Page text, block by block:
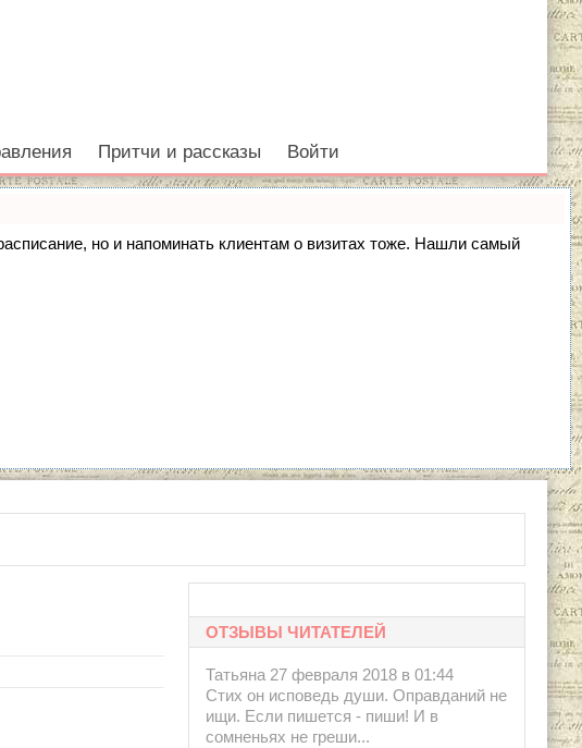
Притчи и рассказы Войти
но и напоминать клиентам о визитах тоже. Нашли самый
А.Краковская, Ю.Розенблюм.Москва:
ОТЗЫВЫ ЧИТАТЕЛЕЙ
Татьяна 27 февраля 2018 в 01:44
Стих он исповедь души. Оправданий не
ищи. Если пишется - пиши! И в
сомненьях не греши...